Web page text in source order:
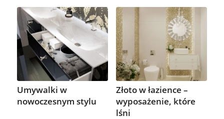
Umywalki w
nowoczesnym stylu
Złoto w łazience –
wyposażenie, które
lśni